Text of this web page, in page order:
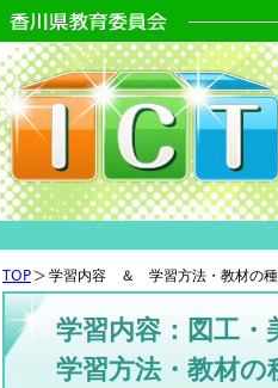
TOP 学習内容 ＆ 学習方法・教材の
学習内容：図工・
学習方法・教材